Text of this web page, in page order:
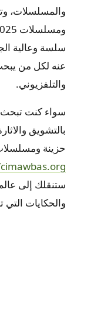
والمسلسلات،
ومسلسلات 2025
سلسة وعالية
عنه لكل من
والتلفزيوني.
سواء كنت
بالتشويق
حزينة
ستنقلك إلى
والحكايات التي